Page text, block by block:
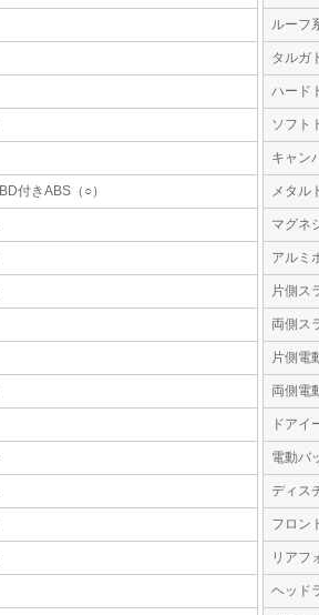
付きABS（○）
ルーフ
タルガ
ハード
ソフト
キャン
メタル
マグネ
アルミ
片側ス
両側ス
片側電
両側電
ドアイ
電動バ
ディス
フロン
リアフ
ヘッド